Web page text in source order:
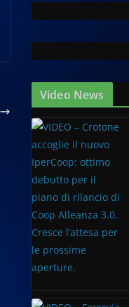
Video News